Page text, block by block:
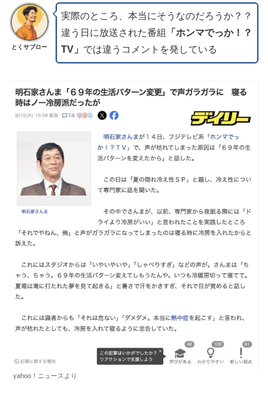
とくサブロー
実際のところ、本当にそうなのだろうか？？
違う日に放送された番組
「ホンマでっか！？
TV」 では違うコメントを発している
yahoo！ニュースより